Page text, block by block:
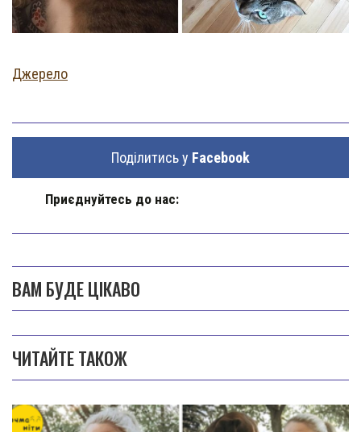
Джерело
Поділитись у Facebook
Приєднуйтесь до нас:
ВАМ БУДЕ ЦІКАВО
ЧИТАЙТЕ ТАКОЖ